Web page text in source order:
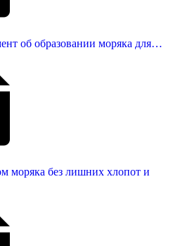
об образовании моряка для…
моряка без лишних хлопот и